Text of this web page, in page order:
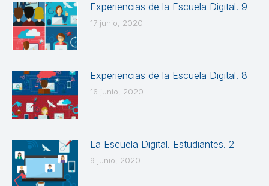
Experiencias de la Escuela Digital. 9
17 junio, 2020
Experiencias de la Escuela Digital. 8
16 junio, 2020
La Escuela Digital. Estudiantes. 2
9 junio, 2020